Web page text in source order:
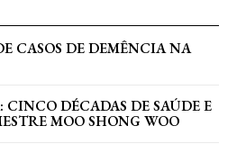
CASOS DE DEMÊNCIA NA
DÉCADAS DE SAÚDE E
MOO SHONG WOO